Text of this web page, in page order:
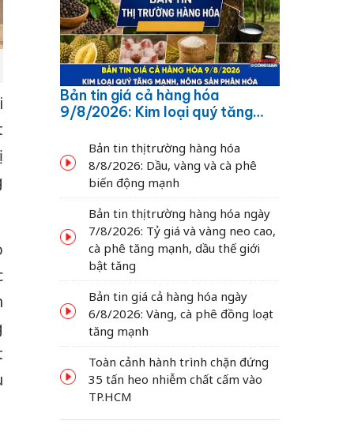
Bản tin giá cả hàng hóa
9/8/2026: Kim loại quý tăng
Bản tin thị trường hàng hóa
8/8/2026: Dầu, vàng và cà phê
biến động mạnh
Bản tin thị trường hàng hóa ngày
7/8/2026: Tỷ giá và vàng neo cao,
cà phê tăng mạnh, dầu thế giới
bật tăng
Bản tin giá cả hàng hóa ngày
6/8/2026: Vàng, cà phê đồng loạt
tăng mạnh
Toàn cảnh hành trình chặn đứng
35 tấn heo nhiễm chất cấm vào
TP.HCM